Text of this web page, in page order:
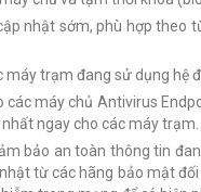
nhật sớm, phù hợp theo
máy trạm đang sử dụng hệ
các máy chủ Antivirus
ngay cho các máy trạm.
bảo an toàn thông tin
từ các hãng bảo mật